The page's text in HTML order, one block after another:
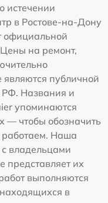
истечении
в Ростове-на-Дону
официальной
на ремонт,
публичной
РФ. Названия и
упоминаются
— чтобы обозначить
работаем. Наша
владельцами
представляет их
выполняются
в